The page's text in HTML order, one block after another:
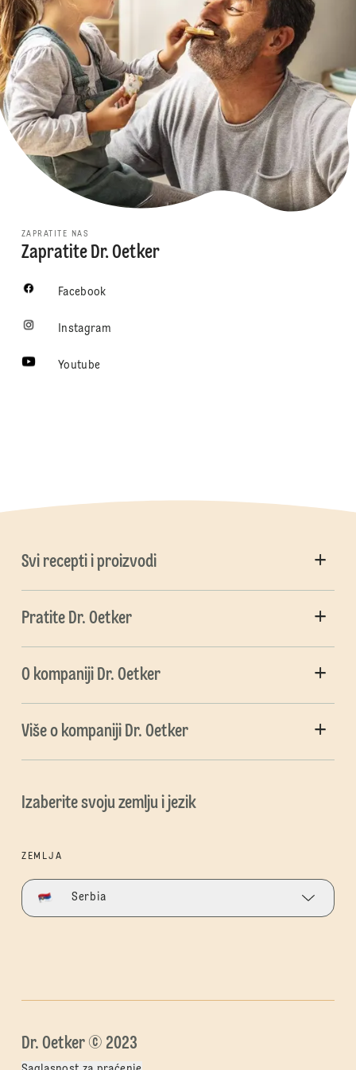
ZAPRATITE NAS
Zapratite Dr. Oetker
Facebook
Instagram
Youtube
Svi recepti i proizvodi
Pratite Dr. Oetker
O kompaniji Dr. Oetker
Više o kompaniji Dr. Oetker
Izaberite svoju zemlju i jezik
ZEMLJA
Serbia
Dr. Oetker © 2023